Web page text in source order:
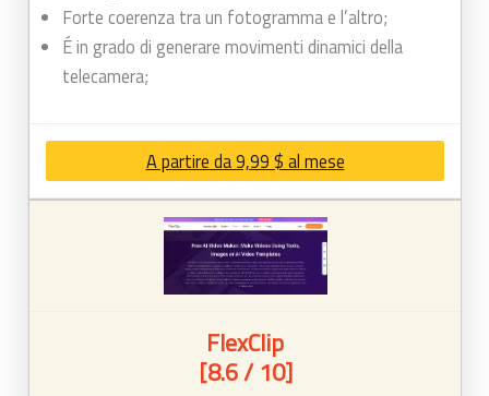
Forte coerenza tra un fotogramma e l’altro;
É in grado di generare movimenti dinamici della
telecamera;
A partire da 9,99 $ al mese
FlexClip
[8.6 / 10]